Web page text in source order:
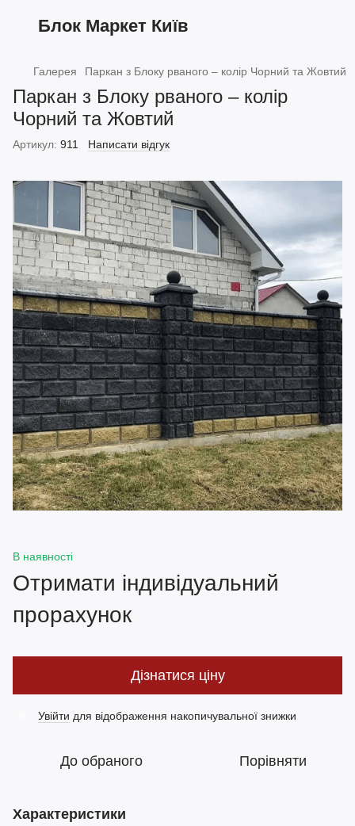
Блок Маркет Київ
Галерея Паркан з Блоку рваного – колір Чорний та Жовтий
Паркан з Блоку рваного – колір
Чорний та Жовтий
Артикул: 911 Написати відгук
В наявності
Отримати індивідуальний
прорахунок
Дізнатися ціну
Увійти для відображення накопичувальної знижки
До обраного Порівняти
Характеристики